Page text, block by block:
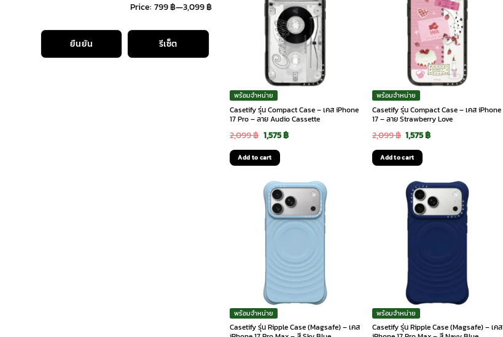
iPhone 17 Pro Max
Price: 799 ฿—3,099 ฿
ยืนยัน รีเซ็ต
พร้อมจำหน่าย
Casetify รุ่น Compact Case – เคส iPhone
17 Pro – ลาย Audio Cassette
2,099฿ Original
price
was:
2,099 ฿.
1,575฿Current
1,575 ฿.
Add to cart
พร้อมจำหน่าย
Casetify รุ่น Compact Case – เคส iPhone
17 – ลาย Strawberry Love
2,099฿ Original
price
was:
2,099 ฿.
1,575฿Current
1,575 ฿.
Add to cart
พร้อมจำหน่าย
Casetify รุ่น Ripple Case (Magsafe) – เคส
พร้อมจำหน่าย
Casetify รุ่น Ripple Case (Magsafe) – เคส